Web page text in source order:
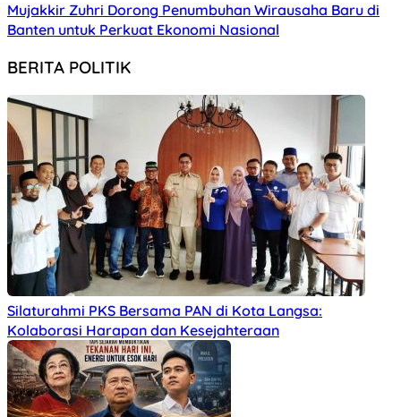
Mujakkir Zuhri Dorong Penumbuhan Wirausaha Baru di
Banten untuk Perkuat Ekonomi Nasional
BERITA POLITIK
Silaturahmi PKS Bersama PAN di Kota Langsa:
Kolaborasi Harapan dan Kesejahteraan